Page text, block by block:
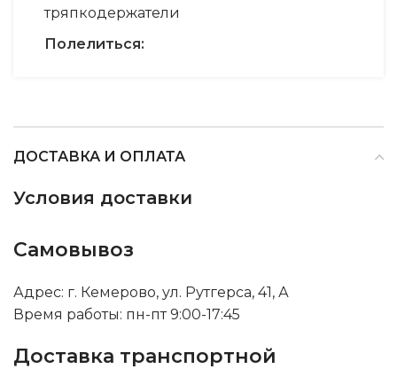
тряпкодержатели
Полелиться:
ДОСТАВКА И ОПЛАТА
Условия доставки
Самовывоз
Адрес: г. Кемерово, ул. Рутгерса, 41, А
Время работы: пн-пт 9:00-17:45
Доставка транспортной